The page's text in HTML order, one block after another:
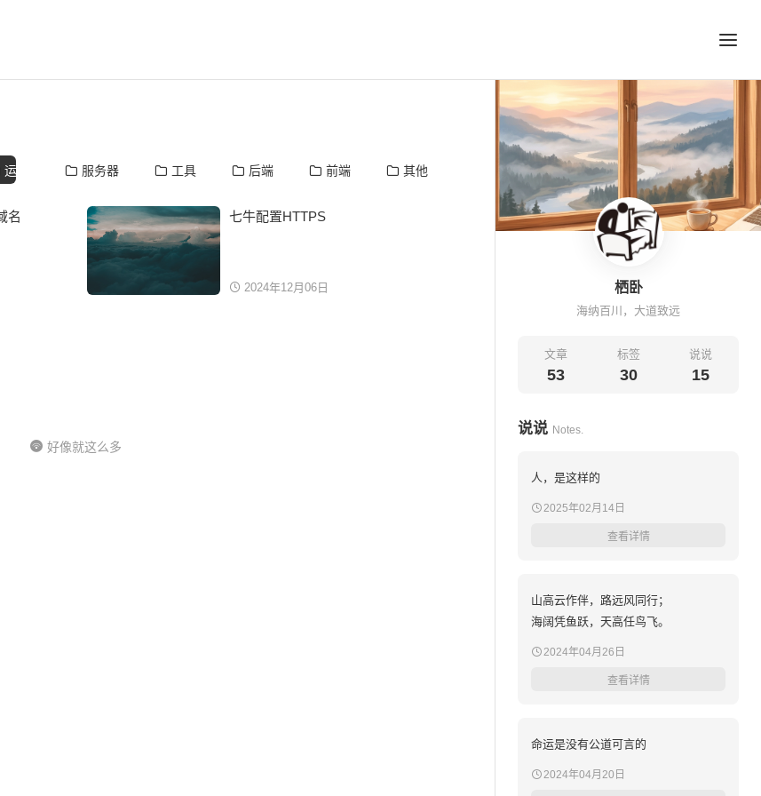
运维 服务器 工具 后端 前端 其他
名 七牛配置HTTPS
2024年12月06日
好像就这么多
栖卧
海纳百川，大道致远
文章
53
标签
30
说说
15
说说 Notes.
人，是这样的
2025年02月14日
查看详情
山高云作伴，路远风同行；
海阔凭鱼跃，天高任鸟飞。
2024年04月26日
查看详情
命运是没有公道可言的
2024年04月20日